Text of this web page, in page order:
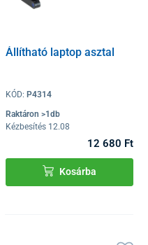
Állítható laptop asztal
KÓD:P4314
Raktáron >1db
Kézbesítés 12.08
12 680 Ft
Kosárba